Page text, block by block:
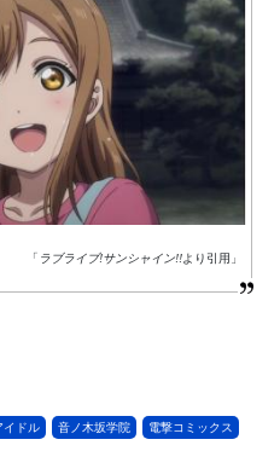
「 ラブライブ!サンシャイン!!より引用」
イドル 音ノ木坂学院 電撃コミックス